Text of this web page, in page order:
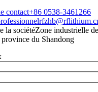
contact+86 0538-3461266
la sociétéZone industrielle
du Shandong